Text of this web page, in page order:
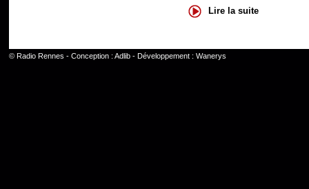
Lire la suite
© Radio Rennes - Conception : Adlib- Développement : Wanerys